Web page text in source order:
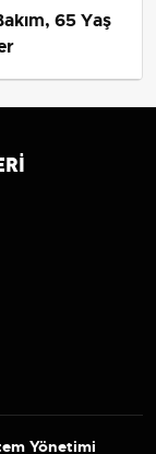
65 Yaş
Yönetimi